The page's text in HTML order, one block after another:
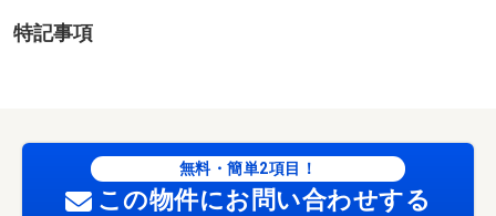
アコン☆インターネット無料☆システムキッチン☆追い焚
日本不動産協会 公取協名：東海不動産公正取引協議会加
盟/退去修繕費 90000円/鍵交換代 19800円
特記事項
無料・簡単2項目！
この物件にお問い合わせする